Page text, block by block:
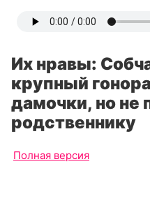
Их нравы:
крупный
дамочки, но не
родственнику
Полная версия